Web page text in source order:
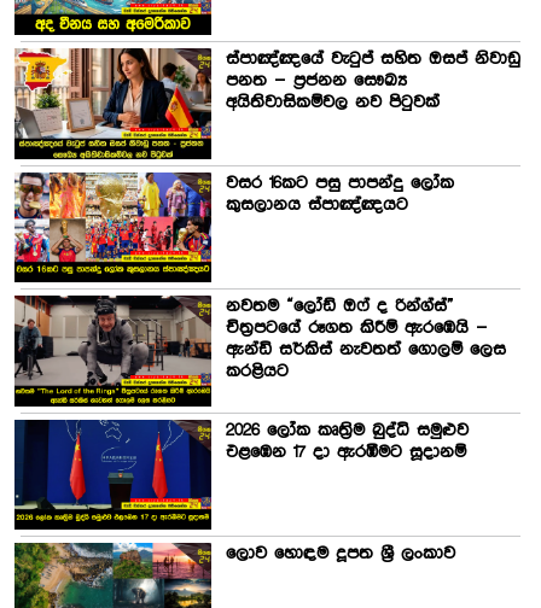
ස්පාඤ්ඤයේ වැටුප් සහිත ඔසප් නිවාඩු
පනත – ප්‍රජනන සෞඛ්‍ය
අයිතිවාසිකම්වල නව පිටුවක්
වසර 16කට පසු පාපන්දු ලෝක
කුසලානය ස්පාඤ්ඤයට
නවතම “ලෝඩ් ඔෆ් ද රින්ග්ස්”
චිත්‍රපටයේ රූගත කිරීම් ඇරඹෙයි –
ඇන්ඩි සර්කිස් නැවතත් ගොලම් ලෙස
කරළියට
2026 ලෝක කෘත්‍රිම බුද්ධි සමුළුව
එළඹෙන 17 දා ඇරඹීමට සූදානම්
ලොව හොඳම දූපත ශ්‍රී ලංකාව